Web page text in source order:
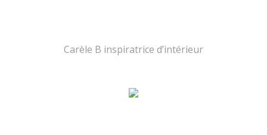
Carèle B inspiratrice d’intérieur